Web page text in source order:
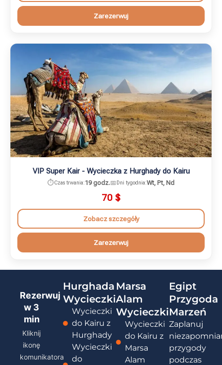
Zarezerwuj
VIP Super Kair - Wycieczka z Hurghady do Kairu
⏱️Czas trwania:19 godz.📅Dni tygodnia:Wt, Pt, Nd
70 $
Zobacz szczegóły
Zarezerwuj
Rezerwuj
w 3
min
Kliknij
ikonę
komunikatora
Hurghada
Wycieczki
Wycieczki
do Kairu z
Hurghady
Wycieczki
do
Marsa
Alam
Wycieczki
Wycieczki
do Kairu z
Marsa
Alam
Egipt
Przygoda
Marzeń
Zaplanuj
przygody
podczas